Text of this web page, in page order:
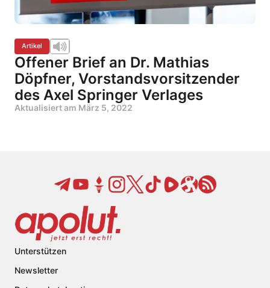
Artikel
Offener Brief an Dr. Mathias
Döpfner, Vorstandsvorsitzender
des Axel Springer Verlages
Aktualisiert am März 5, 2022
Unterstützen
Newsletter